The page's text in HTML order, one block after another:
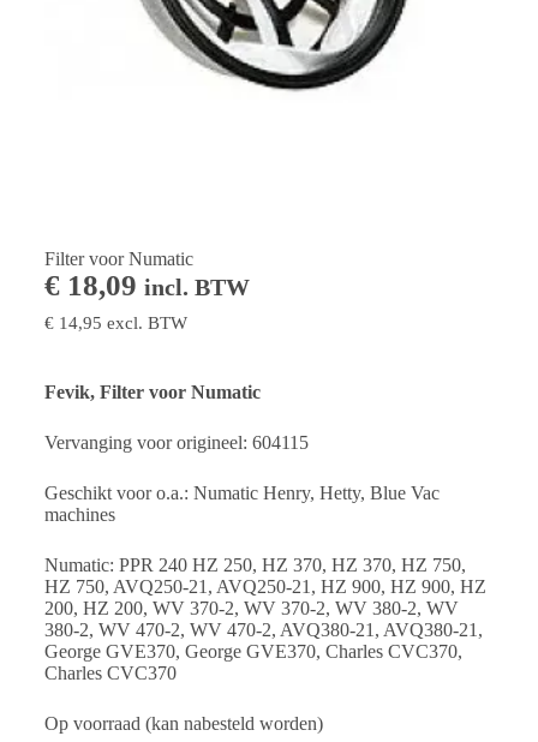
Filter voor Numatic
€18,09 incl. BTW
€14,95 excl. BTW
Fevik, Filter voor Numatic
Vervanging voor origineel: 604115
Geschikt voor o.a.: Numatic Henry, Hetty, Blue Vac
machines
Numatic: PPR 240 HZ 250, HZ 370, HZ 370, HZ 750,
HZ 750, AVQ250-21, AVQ250-21, HZ 900, HZ 900, HZ
200, HZ 200, WV 370-2, WV 370-2, WV 380-2, WV
380-2, WV 470-2, WV 470-2, AVQ380-21, AVQ380-21,
George GVE370, George GVE370, Charles CVC370,
Charles CVC370
Op voorraad (kan nabesteld worden)